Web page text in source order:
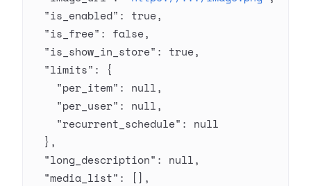
  "is_enabled"
: true,
  "is_free"
: false,
  "is_show_in_store"
: true,
  "limits"
: {
    "per_item"
: null,
    "per_user"
: null,
    "recurrent_schedule"
: null
  },
  "long_description"
: null,
  "media_list"
: [],